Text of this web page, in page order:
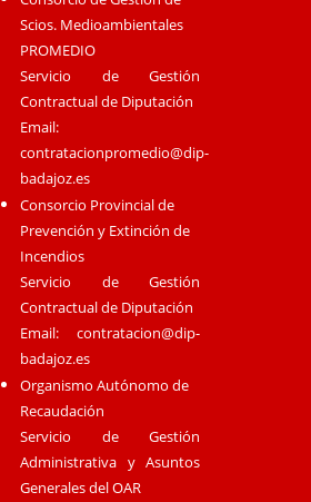
Scios. Medioambientales
PROMEDIO
Servicio de Gestión
Contractual de Diputación
Email:
contratacionpromedio@dip-
badajoz.es
Consorcio Provincial de
Prevención y Extinción de
Incendios
Servicio de Gestión
Contractual de Diputación
Email:contratacion@dip-
badajoz.es
Organismo Autónomo de
Recaudación
Servicio de Gestión
Administrativa y Asuntos
Generales del OAR